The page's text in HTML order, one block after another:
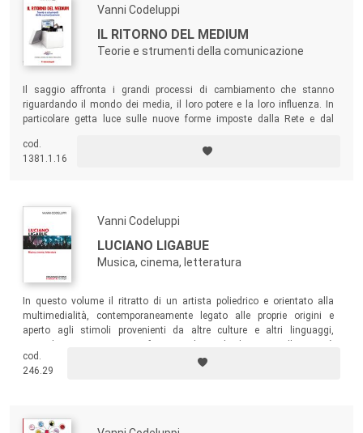
Vanni Codeluppi
IL RITORNO DEL MEDIUM
Teorie e strumenti della comunicazione
Il saggio affronta i grandi processi di cambiamento che stanno
riguardando il mondo dei media, il loro potere e la loro influenza. In
particolare getta luce sulle nuove forme imposte dalla Rete e dal
cod.
1381.1.16
Vanni Codeluppi
LUCIANO LIGABUE
Musica, cinema, letteratura
In questo volume il ritratto di un artista poliedrico e orientato alla
multimedialità, contemporaneamente legato alle proprie origini e
aperto agli stimoli provenienti da altre culture e altri linguaggi,
contemporanee.
cod.
246.29